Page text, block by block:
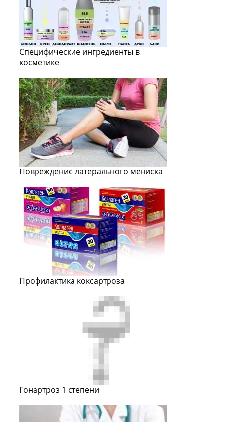
Специфические ингредиенты в
косметике
Повреждение латерального мениска
Профилактика коксартроза
Гонартроз 1 степени